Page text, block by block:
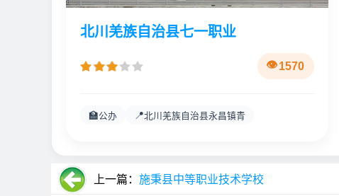
北川羌族自治县七一职业
1570
🏫公办 📍北川羌族自治县永昌镇青
上一篇： 施秉县中等职业技术学校